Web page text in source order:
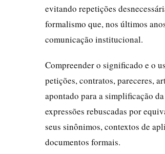
evitando repetições
formalismo que, nos últimos
comunicação institucional.
Compreender o significado e o
petições, contratos, pareceres,
apontado para a simplificação
expressões rebuscadas por
seus sinônimos, contextos de
documentos formais.